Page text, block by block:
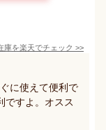
庫を楽天でチェック >>
に使えて便利で
ですよ。オスス